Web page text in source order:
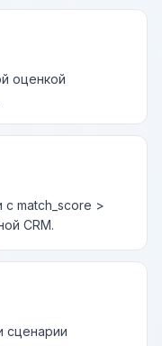
оценкой
с match_score >
CRM.
сценарии